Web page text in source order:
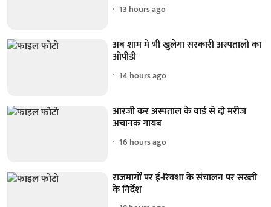
13 hours ago
अब शाम में भी खुलेगा सरकारी अस्पतालों का
ओपीडी
14 hours ago
आरजी कर अस्पताल के वार्ड से दो मरीज
अचानक गायब
16 hours ago
राजमार्गों पर ई-रिक्शा के संचालन पर सख्ती
के निर्देश